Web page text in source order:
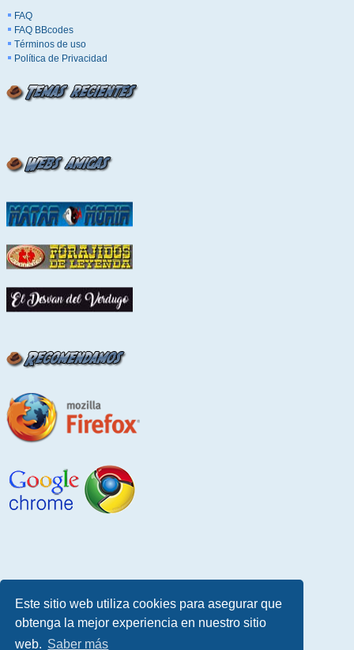
Este sitio web utiliza cookies para asegurar que
obtenga la mejor experiencia en nuestro sitio
web. Saber más
FAQ
FAQ BBcodes
Términos de uso
Política de Privacidad